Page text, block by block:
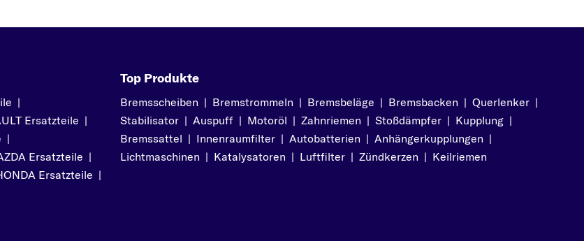
|
Ersatzteile |
|
Ersatzteile |
Ersatzteile |
Top Produkte
Bremsscheiben | Bremstrommeln | Bremsbeläge | Bremsbacken | Querlenker |
Stabilisator | Auspuff | Motoröl | Zahnriemen | Stoßdämpfer | Kupplung |
Bremssattel | Innenraumfilter | Autobatterien | Anhängerkupplungen |
Lichtmaschinen | Katalysatoren | Luftfilter | Zündkerzen | Keilriemen